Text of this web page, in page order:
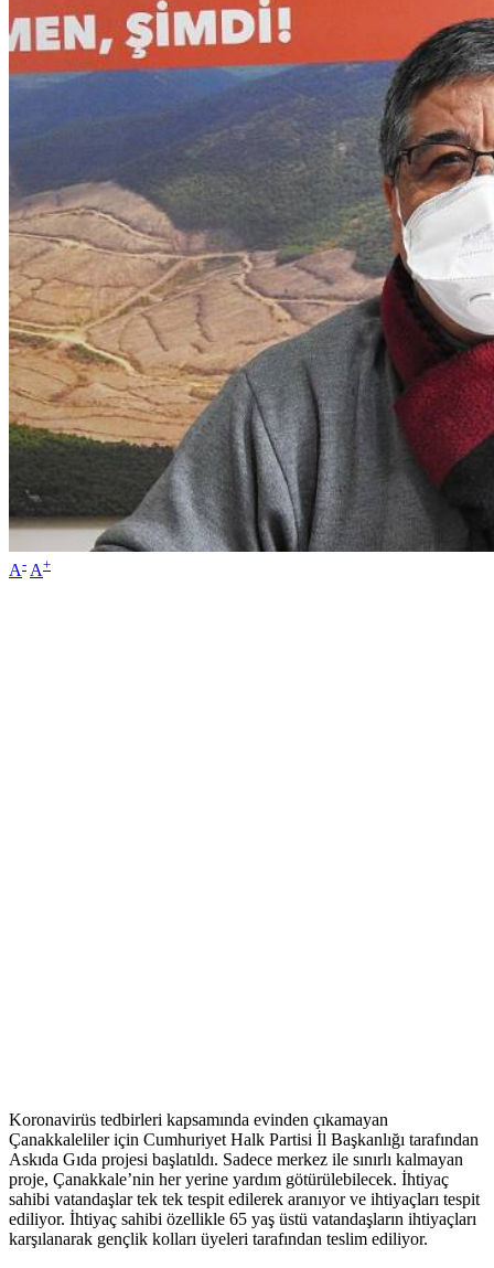
A- A+
Koronavirüs tedbirleri kapsamında evinden çıkamayan
Çanakkaleliler için Cumhuriyet Halk Partisi İl Başkanlığı tarafından
Askıda Gıda projesi başlatıldı. Sadece merkez ile sınırlı kalmayan
proje, Çanakkale’nin her yerine yardım götürülebilecek. İhtiyaç
sahibi vatandaşlar tek tek tespit edilerek aranıyor ve ihtiyaçları tespit
ediliyor. İhtiyaç sahibi özellikle 65 yaş üstü vatandaşların ihtiyaçları
karşılanarak gençlik kolları üyeleri tarafından teslim ediliyor.